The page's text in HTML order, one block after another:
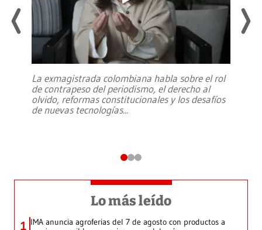
La exmagistrada colombiana habla sobre el rol
de contrapeso del periodismo, el derecho al
olvido, reformas constitucionales y los desafíos
de nuevas tecnologías...
Lo más leído
1 IMA anuncia agroferias del 7 de agosto con productos a